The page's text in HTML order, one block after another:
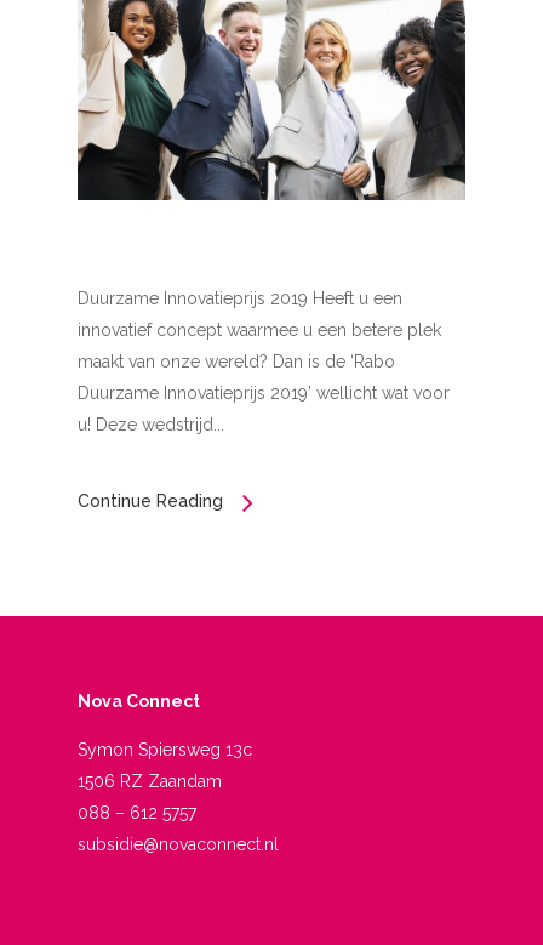
Duurzame Innovatieprijs 2019 Heeft u een
innovatief concept waarmee u een betere plek
maakt van onze wereld? Dan is de ‘Rabo
Duurzame Innovatieprijs 2019’ wellicht wat voor
u! Deze wedstrijd...
Continue Reading
Nova Connect
Symon Spiersweg 13c
1506 RZ Zaandam
088 – 612 5757
subsidie@novaconnect.nl